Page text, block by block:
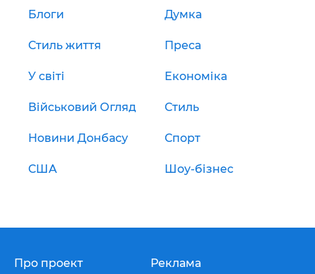
Блоги Думка
Стиль життя Преса
У світі Економіка
Військовий Огляд Стиль
Новини Донбасу Спорт
США Шоу-бізнес
Про проект Реклама